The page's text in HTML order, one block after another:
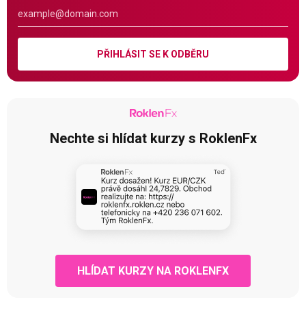
PŘIHLÁSIT SE K ODBĚRU
Nechte si hlídat kurzy s RoklenFx
HLÍDAT KURZY NA ROKLENFX